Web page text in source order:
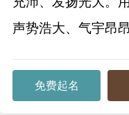
声势浩大、气宇昂昂
免费起名